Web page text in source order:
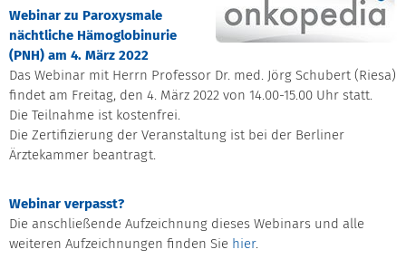
Webinar zu Paroxysmale
nächtliche Hämoglobinurie
(PNH) am 4. März 2022
Das Webinar mit Herrn Professor Dr. med. Jörg Schubert (Riesa)
findet am Freitag, den 4. März 2022 von 14.00-15.00 Uhr statt.
Die Teilnahme ist kostenfrei.
Die Zertifizierung der Veranstaltung ist bei der Berliner
Ärztekammer beantragt.
Webinar verpasst?
Die anschließende Aufzeichnung dieses Webinars und alle
weiteren Aufzeichnungen finden Sie hier.